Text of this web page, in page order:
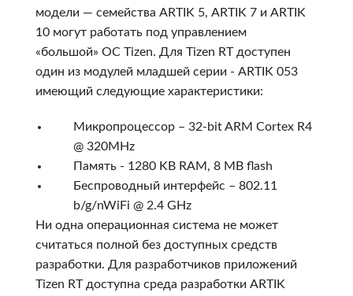
модели — семейства АRTIK 5, АRTIK 7 и АRTIK
10 могут работать под управлением
«большой» ОС Tizen. Для Tizen RT доступен
один из модулей младшей серии - ARTIK 053
имеющий следующие характеристики:
Микропроцессор – 32-bit ARM Cortex R4
@ 320MHz
Память - 1280 KB RAM, 8 MB flash
Беспроводный интерфейс – 802.11
b/g/nWiFi @ 2.4 GHz
Ни одна операционная система не может
считаться полной без доступных средств
разработки. Для разработчиков приложений
Tizen RT доступна среда разработки ARTIK